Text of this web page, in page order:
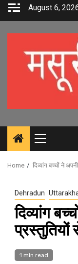
Skip
August 6,
Primary
Menu
Home दिव्यांग बच्चों ने
Dehradun
दिव्यांग
प्रस्तुतियों
1 min read